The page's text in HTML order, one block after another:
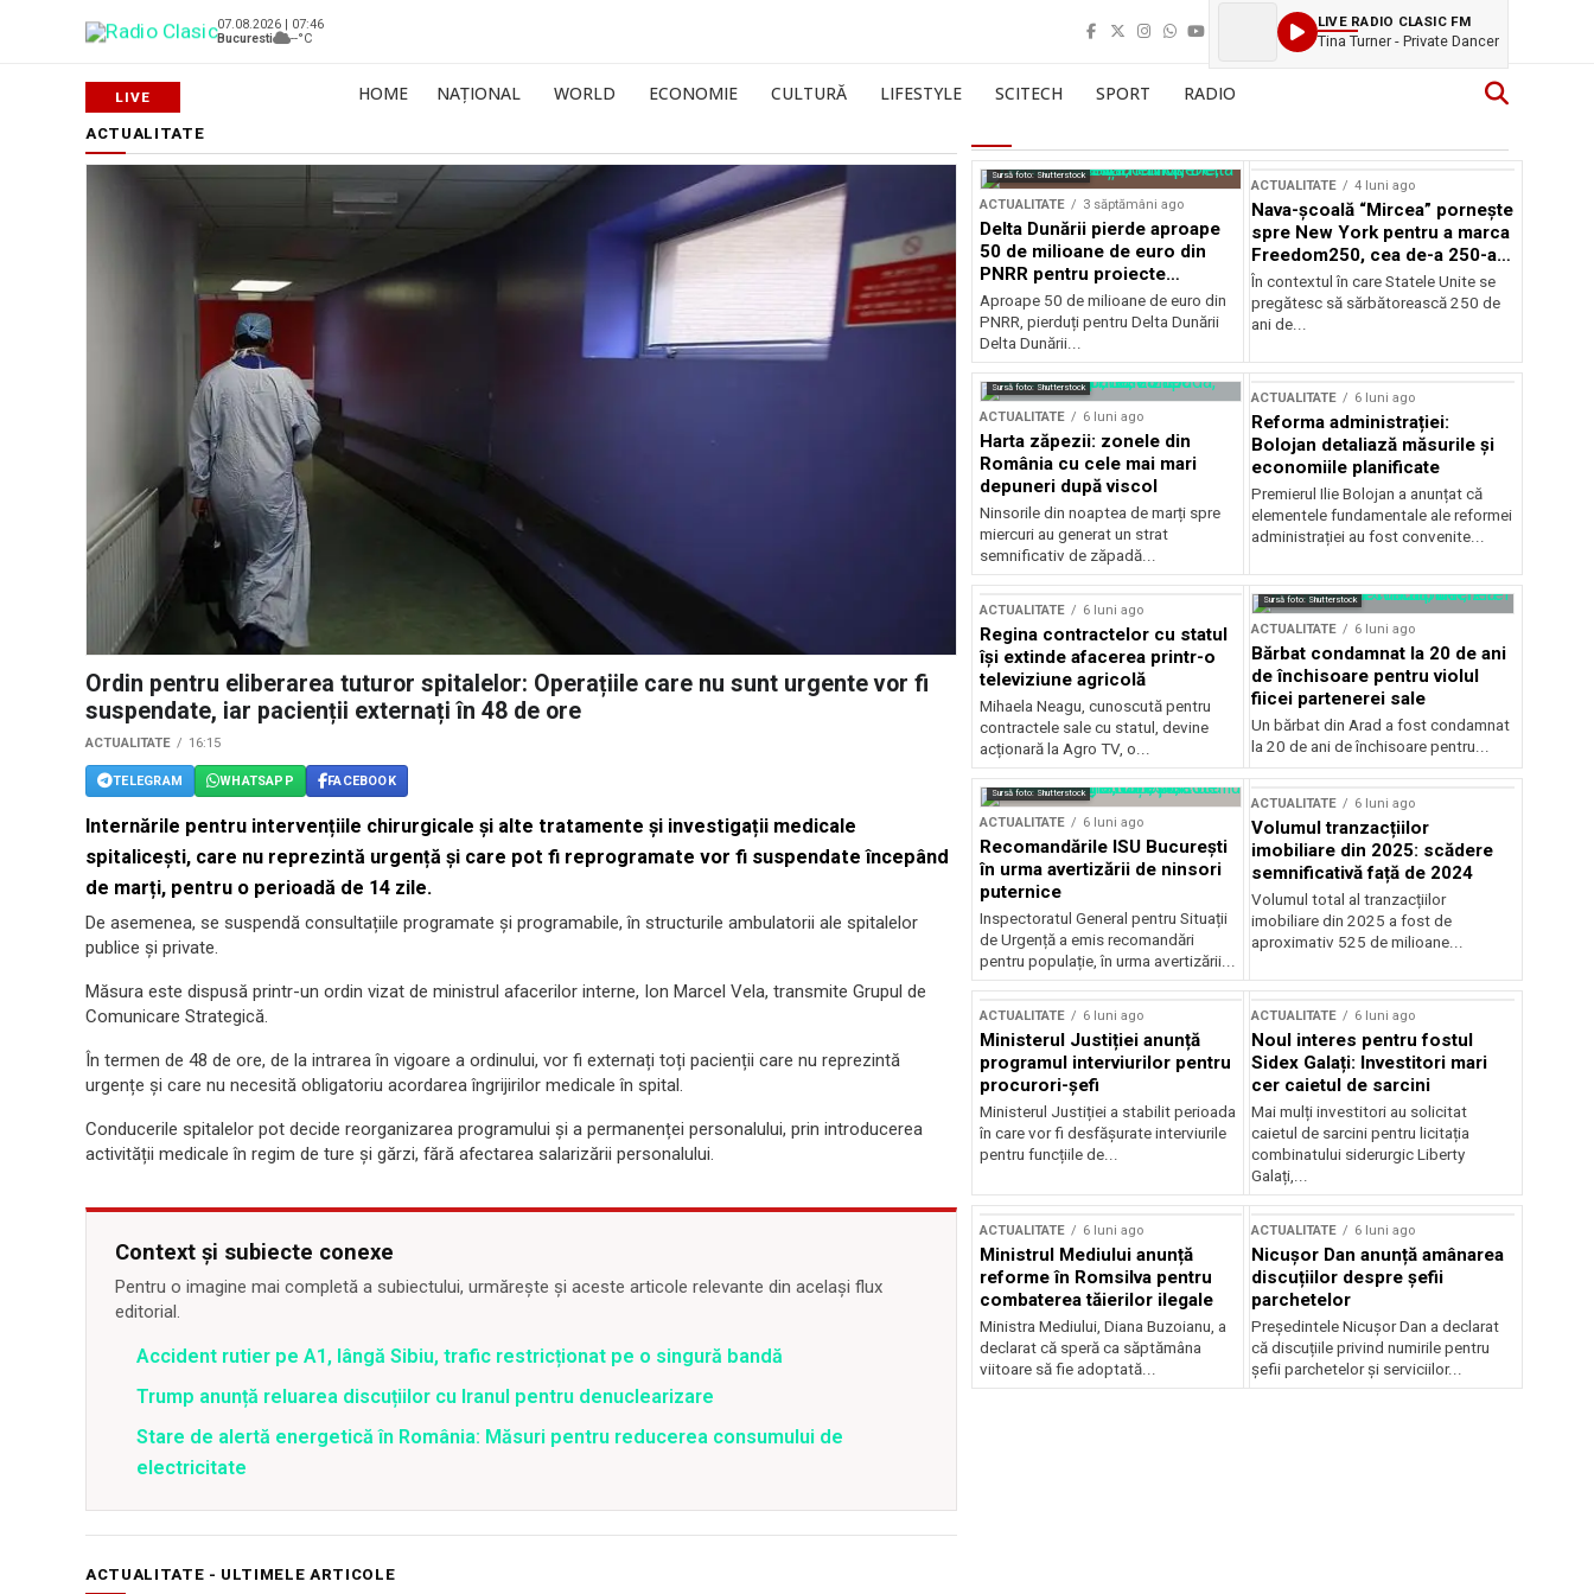
07.08.2026 | 07:46
Bucuresti
--°C
LIVE RADIO CLASIC FM
Tina Turner - Private Dancer
HOME NAȚIONAL WORLD ECONOMIE CULTURĂ LIFESTYLE SCITECH SPORT RADIO
ACTUALITATE
Ordin pentru eliberarea tuturor spitalelor: Operațiile care nu sunt urgente vor fi
suspendate, iar pacienții externați în 48 de ore
ACTUALITATE 16:15
TELEGRAM WHATSAPP FACEBOOK
Internările pentru intervențiile chirurgicale și alte tratamente și investigații medicale
spitalicești, care nu reprezintă urgență și care pot fi reprogramate vor fi suspendate începând
de marți, pentru o perioadă de 14 zile.
De asemenea, se suspendă consultațiile programate și programabile, în structurile ambulatorii ale spitalelor
publice și private.
Măsura este dispusă printr-un ordin vizat de ministrul afacerilor interne, Ion Marcel Vela, transmite Grupul de
Comunicare Strategică.
În termen de 48 de ore, de la intrarea în vigoare a ordinului, vor fi externați toți pacienții care nu reprezintă
urgențe și care nu necesită obligatoriu acordarea îngrijirilor medicale în spital.
Conducerile spitalelor pot decide reorganizarea programului și a permanenței personalului, prin introducerea
activității medicale în regim de ture și gărzi, fără afectarea salarizării personalului.
Context și subiecte conexe
Pentru o imagine mai completă a subiectului, urmărește și aceste articole relevante din același flux
editorial.
Accident rutier pe A1, lângă Sibiu, trafic restricționat pe o singură bandă
Trump anunță reluarea discuțiilor cu Iranul pentru denuclearizare
Stare de alertă energetică în România: Măsuri pentru reducerea consumului de
electricitate
Sursă foto: Shutterstock
ACTUALITATE 3 săptămâni ago
Delta Dunării pierde aproape
50 de milioane de euro din
PNRR pentru proiecte
esențiale
Aproape 50 de milioane de euro din
PNRR, pierduți pentru Delta Dunării
Delta Dunării...
ACTUALITATE 4 luni ago
Nava-școală “Mircea” pornește
spre New York pentru a marca
Freedom250, cea de-a 250-a
aniversare a Statelor Unite
În contextul în care Statele Unite se
pregătesc să sărbătorească 250 de
ani de...
Sursă foto: Shutterstock
ACTUALITATE 6 luni ago
Harta zăpezii: zonele din
România cu cele mai mari
depuneri după viscol
Ninsorile din noaptea de marți spre
miercuri au generat un strat
semnificativ de zăpadă...
ACTUALITATE 6 luni ago
Reforma administrației:
Bolojan detaliază măsurile și
economiile planificate
Premierul Ilie Bolojan a anunțat că
elementele fundamentale ale reformei
administrației au fost convenite...
ACTUALITATE 6 luni ago
Regina contractelor cu statul
își extinde afacerea printr-o
televiziune agricolă
Mihaela Neagu, cunoscută pentru
contractele sale cu statul, devine
acționară la Agro TV, o...
Sursă foto: Shutterstock
ACTUALITATE 6 luni ago
Bărbat condamnat la 20 de ani
de închisoare pentru violul
fiicei partenerei sale
Un bărbat din Arad a fost condamnat
la 20 de ani de închisoare pentru...
Sursă foto: Shutterstock
ACTUALITATE 6 luni ago
Recomandările ISU București
în urma avertizării de ninsori
puternice
Inspectoratul General pentru Situații
de Urgență a emis recomandări
pentru populație, în urma avertizării...
ACTUALITATE 6 luni ago
Volumul tranzacțiilor
imobiliare din 2025: scădere
semnificativă față de 2024
Volumul total al tranzacțiilor
imobiliare din 2025 a fost de
aproximativ 525 de milioane...
ACTUALITATE 6 luni ago
Ministerul Justiției anunță
programul interviurilor pentru
procurori-șefi
Ministerul Justiției a stabilit perioada
în care vor fi desfășurate interviurile
pentru funcțiile de...
ACTUALITATE 6 luni ago
Noul interes pentru fostul
Sidex Galați: Investitori mari
cer caietul de sarcini
Mai mulți investitori au solicitat
caietul de sarcini pentru licitația
combinatului siderurgic Liberty
Galați,...
ACTUALITATE 6 luni ago
Ministrul Mediului anunță
reforme în Romsilva pentru
combaterea tăierilor ilegale
Ministra Mediului, Diana Buzoianu, a
declarat că speră ca săptămâna
viitoare să fie adoptată...
ACTUALITATE 6 luni ago
Nicușor Dan anunță amânarea
discuțiilor despre șefii
parchetelor
Președintele Nicușor Dan a declarat
că discuțiile privind numirile pentru
șefii parchetelor și serviciilor...
ACTUALITATE - ULTIMELE ARTICOLE